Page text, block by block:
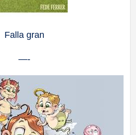
Falla gran
—-